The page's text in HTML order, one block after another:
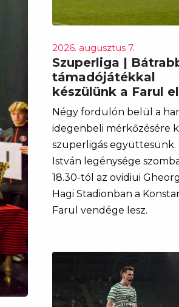
2026. augusztus 7.
Szuperliga |
támadójátékkal
készülünk a Farul
Négy fordulón belül a
idegenbeli mérkőzésére
szuperligás együttesünk.
István legénysége
18.30-tól az ovidiui
Hagi Stadionban a
Farul vendége lesz.